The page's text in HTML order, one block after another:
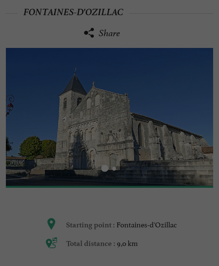
FONTAINES-D'OZILLAC
Share
Starting point : Fontaines-d'Ozillac
Total distance : 9,0 km